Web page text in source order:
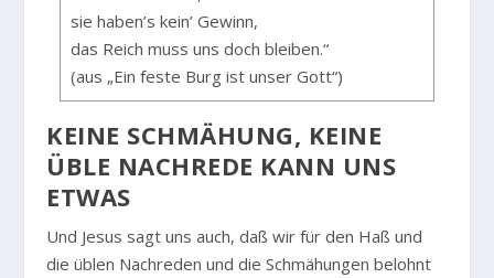
sie haben’s kein’ Gewinn,
das Reich muss uns doch bleiben.“
(aus „Ein feste Burg ist unser Gott“)
KEINE SCHMÄHUNG, KEINE
ÜBLE NACHREDE KANN UNS
ETWAS
Und Jesus sagt uns auch, daß wir für den Haß und
die üblen Nachreden und die Schmähungen belohnt